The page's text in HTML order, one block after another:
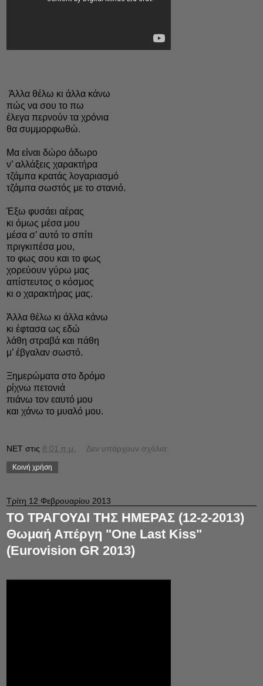
Άλλα θέλω κι άλλα κάνω
πώς να σου το πω
έλεγα περνούν τα χρόνια
θα συμμορφωθώ.
Μα είναι δώρο άδωρο
ν’ αλλάξεις χαρακτήρα
τζάμπα κρατάς λογαριασμό
τζάμπα σωστός με το στανιό.
Έξω φυσάει αέρας
κι όμως μέσα μου
μέσα σ’ αυτό το σπίτι
πριγκιπέσα μου,
το φως σου και το φως
χορεύουν γύρω μας
απίστευτος ο κόσμος
κι ο χαρακτήρας μας.
Άλλα θέλω κι άλλα κάνω
κι έφτασα ως εδώ
λάθη στραβά και πάθη
μ’ έβγαλαν σωστό.
Ξημερώματα στο δρόμο
ρίχνω πετονιά
πιάνω τον εαυτό μου
και χάνω το μυαλό μου.
NET στις 8:01 π.μ. Δεν υπάρχουν σχόλια:
Κοινή χρήση
Τρίτη 12 Φεβρουαρίου 2013
ΤΟ ΤΡΑΓΟΥΔΙ ΤΗΣ ΗΜΕΡΑΣ (12-2-2013)
Θωμαή Απέργη "One Last Kiss"
(Eurovision GR 2013)